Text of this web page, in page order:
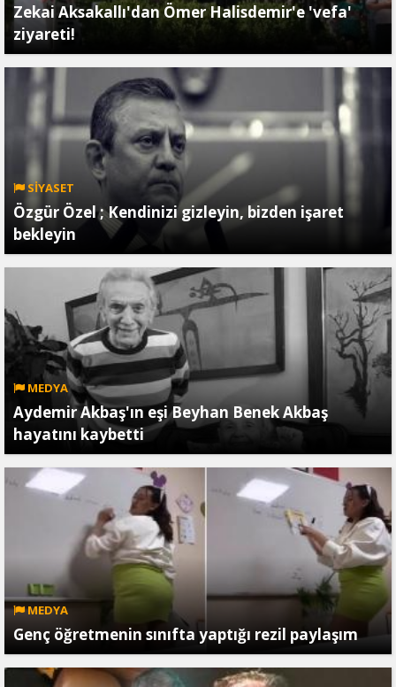
Zekai Aksakallı'dan Ömer Halisdemir'e 'vefa'
ziyareti!
SİYASET
Özgür Özel ; Kendinizi gizleyin, bizden işaret
bekleyin
MEDYA
Aydemir Akbaş'ın eşi Beyhan Benek Akbaş
hayatını kaybetti
MEDYA
Genç öğretmenin sınıfta yaptığı rezil paylaşım